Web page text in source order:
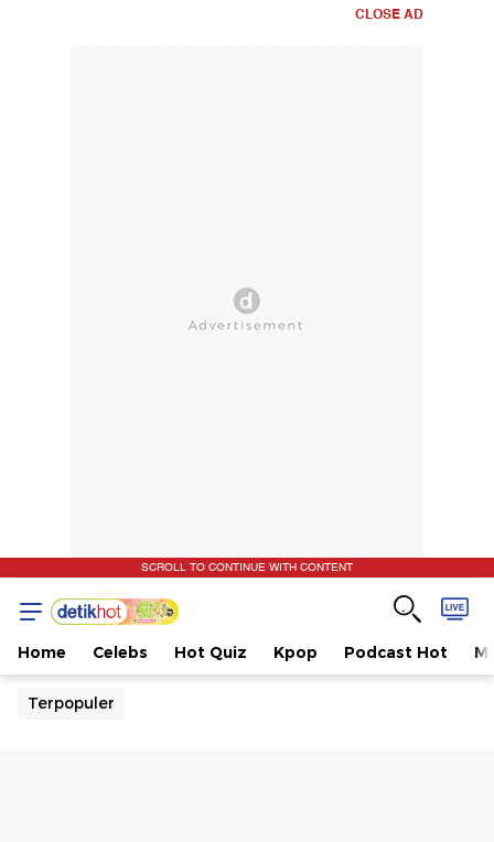
CLOSE AD
SCROLL TO CONTINUE WITH CONTENT
Home Celebs Hot Quiz Kpop Podcast Hot
Terpopuler